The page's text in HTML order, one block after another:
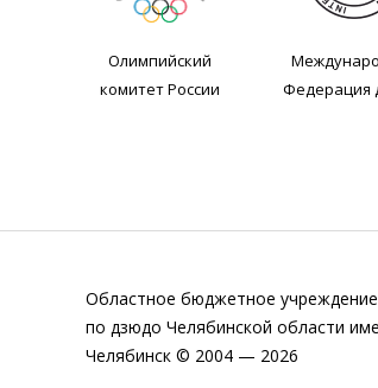
Олимпийский
комитет России
Федерация
Областное бюджетное
по дзюдо Челябинской области
Челябинск © 2004 — 2026